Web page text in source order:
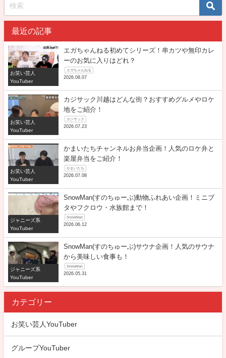
最近の記事
お笑い芸人
YouTuber
エガちゃんねる初めてシリーズ！串カツや無印カレ
ーのお気に入りはどれ？
エガちゃんねる
2026.08.07
お笑い芸人
YouTuber
カジサック川越はどんな街？おすすめグルメやロケ
地をご紹介！
カジサック
2026.07.23
お笑い芸人
YouTuber
かまいたちチャンネルお弁当企画！人気のロケ弁と
楽屋弁当をご紹介！
かまいたち
2026.07.08
ジャニーズ系
YouTuber
SnowMan(すのちゅーぶ)動物ふれあい企画！ミニブ
タやフクロウ・水族館まで！
SnowMan
2026.06.12
ジャニーズ系
YouTuber
SnowMan(すのちゅーぶ)サウナ企画！人気のサウナ
から美味しい食事も！
SnowMan
2026.05.31
カテゴリー
お笑い芸人YouTuber
グループYouTuber